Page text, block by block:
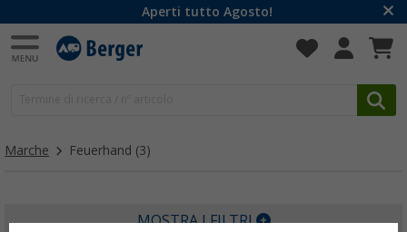
Aperti tutto Agosto!
Marche Feuerhand (3)
MOSTRA I FILTRI